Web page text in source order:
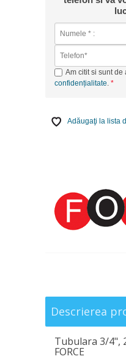
Am citit si sunt de
confidențialitate
Adăugaţi la lista
Descrierea
Tubulara 3/4",
FORCE